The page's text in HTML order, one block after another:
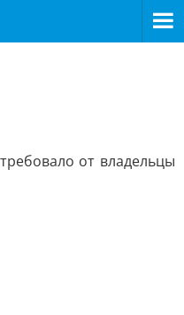
от владельцы